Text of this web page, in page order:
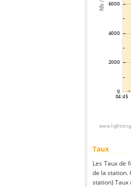
Taux
Les Taux de
de la station.
station) Taux